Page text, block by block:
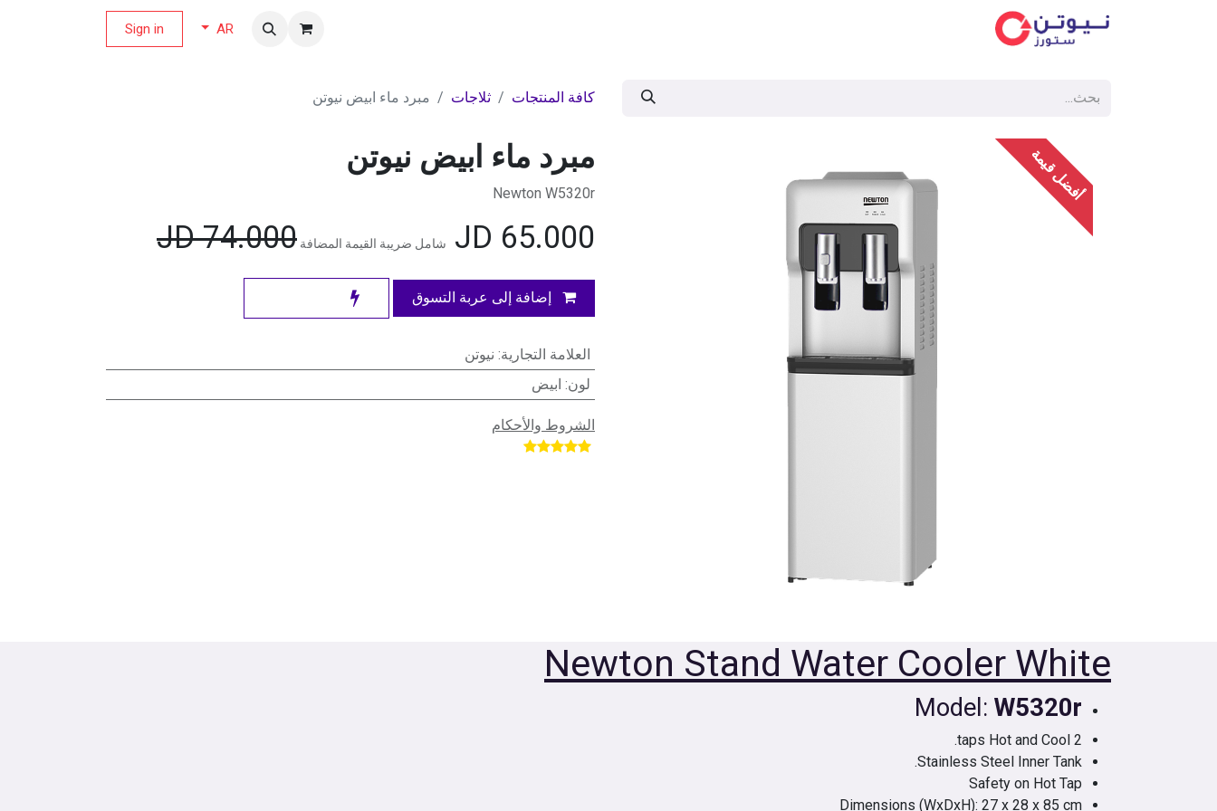
AR
Sign in
كافة المنتجات ثلاجات مبرد ماء ابيض نيوتن
أفضل قيمة مبرد ماء ابيض نيوتن
Newton W5320r
65.000 شامل ضريبة القيمة المضافة 74.000
JD
إضافة إلى عربة التسوق
العلامة التجارية: نيوتن
لون: ابيض
الشروط والأحكام
Newton Stand Water Cooler White
Model: W5320r
2 taps Hot and Cool.
Stainless Steel Inner Tank.
Safety on Hot Tap
Dimensions (WxDxH): 27 x 28 x 85 cm